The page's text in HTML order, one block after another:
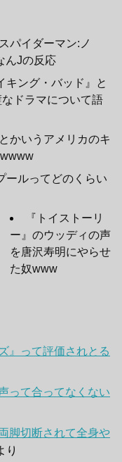
パイダーマン:ノ
んJの反応
キング・バッド』と
ドラマについて語
かいうアメリカのキ
ールってどのくらい
『トイストーリ
ー』のウッディの声
を唐沢寿明にやらせ
た奴www
』って評価されとる
って合ってなくない
脚切断されて全身や
り